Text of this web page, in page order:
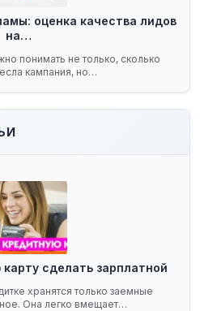
оценка качества лидов
на…
понимать не только, сколько
кампания, но…
сделать зарплатной
хранятся только заемные
Она легко вмещает…